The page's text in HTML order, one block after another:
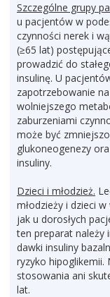
Szczególne grupy
u pacjentów w
czynności nerek i
(≥65 lat)
prowadzić do
insulinę. U
zapotrzebowanie
wolniejszego
zaburzeniami
może być
glukoneogenezy
insuliny.
Dzieci i młodzież.
młodzieży i dzieci
jak u dorosłych
ten preparat należy
dawki insuliny
ryzyko hipoglikemii.
stosowania ani
lat.